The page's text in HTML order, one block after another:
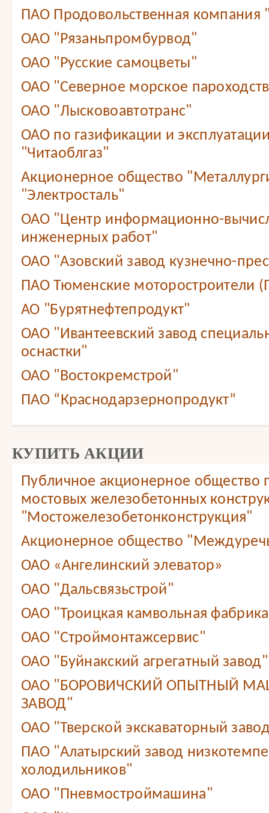
ПАО Продовольственная
ОАО "Рязаньпромбурвод"
ОАО "Русские самоцветы"
ОАО "Северное морское
ОАО "Лысковоавтотранс"
ОАО по газификации и эксплуатации
"Читаоблгаз"
Акционерное общество
"Электросталь"
ОАО "Центр информационно-
инженерных работ"
ОАО "Азовский завод кузнечно-
ПАО Тюменские моторостроители
АО "Бурятнефтепродукт"
ОАО "Ивантеевский завод
оснастки"
ОАО "Востокремстрой"
ПАО “Краснодарзернопродукт”
КУПИТЬ АКЦИИ
Публичное акционерное общество
мостовых железобетонных
"Мостожелезобетонконструкция"
Акционерное общество
ОАО «Ангелинский элеватор»
ОАО "Дальсвязьстрой"
ОАО "Троицкая камвольная
ОАО "Строймонтажсервис"
ОАО "Буйнакский агрегатный завод"
ОАО "БОРОВИЧСКИЙ ОПЫТНЫЙ
ЗАВОД"
ОАО "Тверской экскаваторный
ПАО "Алатырский завод
холодильников"
ОАО "Пневмостроймашина"